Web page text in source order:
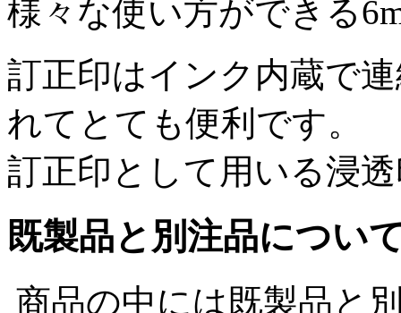
様々な使い方ができる
訂正印はインク内蔵で
れてとても便利です。
訂正印として用いる浸
既製品と別注品につい
商品の中には既製品と